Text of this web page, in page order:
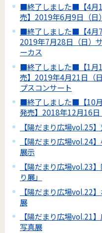
■終了しました■【4月
売】2019年6月9日（日
■終了しました■【4月7
2019年7月28日（日）
ーカス
■終了しました■【1月
売】2019年4月21日（
プスコンサート
■終了しました■【10
発売】2018年12月16日
【陽だまり広場vol.25
【陽だまり広場vol.24
展示
【陽だまり広場vol.23
り展」
【陽だまり広場vol.22
展
【陽だまり広場vol.21
写真展